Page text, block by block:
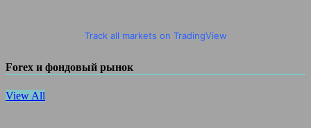
Track all markets on TradingView
Forex и фондовый рынок
View All